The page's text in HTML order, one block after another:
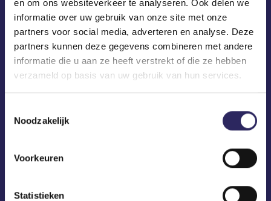
en om ons websiteverkeer te analyseren. Ook delen we
informatie over uw gebruik van onze site met onze
partners voor social media, adverteren en analyse. Deze
partners kunnen deze gegevens combineren met andere
informatie die u aan ze heeft verstrekt of die ze hebben
verzameld op basis van uw gebruik van hun services.
Noodzakelijk
Voorkeuren
Statistieken
ECA in je mailbox?